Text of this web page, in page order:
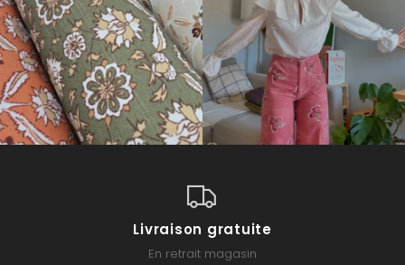
Livraison gratuite
En retrait magasin